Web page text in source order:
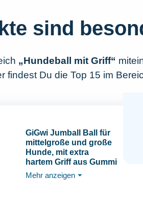
sind
„Hundeball mit Griff“
findest Du die Top 15 im
GiGwi Jumball Ball für
mittelgroße und große
Hunde, mit extra
hartem Griff aus Gummi
Mehr anzeigen ⏷